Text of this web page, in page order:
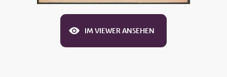
IM VIEWER ANSEHEN